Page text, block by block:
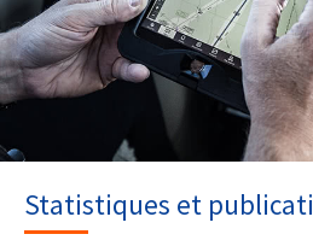
Statistiques et